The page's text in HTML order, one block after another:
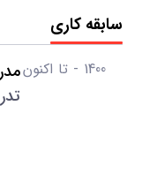
سابقه کاری
1400 - تا اکنون